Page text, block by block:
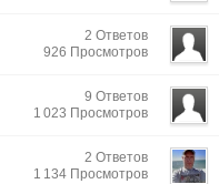
2 Ответов
926 Просмотров
9 Ответов
1 023 Просмотров
2 Ответов
1 134 Просмотров